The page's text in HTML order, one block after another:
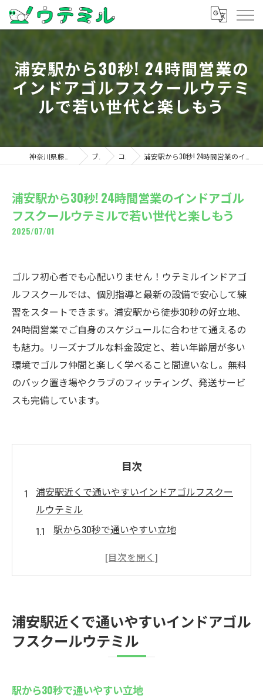
浦安駅から30秒! 24時間営業の
インドアゴルフスクールウテミ
ルで若い世代と楽しもう
ブログ コラム 浦安駅から30秒! 24時間営業のインドアゴルフスクールウテミルで若い世代と楽しもう
浦安駅から30秒! 24時間営業のインドアゴル
フスクールウテミルで若い世代と楽しもう
2025/07/01
ゴルフ初心者でも心配いりません！ウテミルインドアゴ
ルフスクールでは、個別指導と最新の設備で安心して練
習をスタートできます。浦安駅から徒歩30秒の好立地、
24時間営業でご自身のスケジュールに合わせて通えるの
も魅力。リーズナブルな料金設定と、若い年齢層が多い
環境でゴルフ仲間と楽しく学べること間違いなし。無料
のバック置き場やクラブのフィッティング、発送サービ
スも完備しています。
目次
浦安駅近くで通いやすいインドアゴルフスクー
ルウテミル
駅から30秒で通いやすい立地
ゴルフ初心者も安心のサポート
駅近の便利さと通いやすさ
若い世代が集まる浦安のインドアゴルフスクー
若年層が多く活気ある雰囲気
浦安駅近くで通いやすいインドアゴル
フスクールウテミル
駅から30秒で通いやすい立地